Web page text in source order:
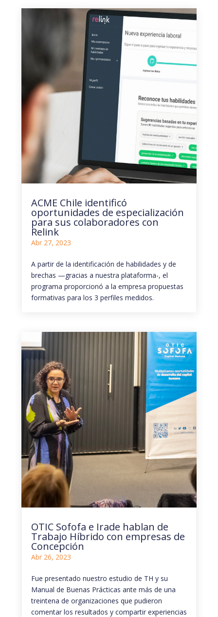
ACME Chile identificó
oportunidades de especialización
para sus colaboradores con
Relink
Abr 27, 2023
A partir de la identificación de habilidades y de
brechas —gracias a nuestra plataforma-, el
programa proporcionó a la empresa propuestas
formativas para los 3 perfiles medidos.
OTIC Sofofa e Irade hablan de
Trabajo Híbrido con empresas de
Concepción
Abr 26, 2023
Fue presentado nuestro estudio de TH y su
Manual de Buenas Prácticas ante más de una
treintena de organizaciones que pudieron
comentar los resultados y compartir experiencias